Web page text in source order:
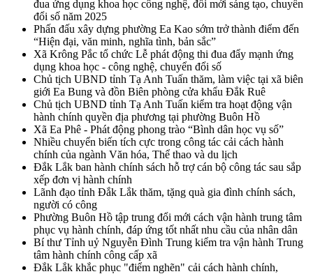
đua ứng dụng khoa học công nghệ, đổi mới sáng tạo, chuyển
đổi số năm 2025
Phấn đấu xây dựng phường Ea Kao sớm trở thành điểm đến
“Hiện đại, văn minh, nghĩa tình, bản sắc”
Xã Krông Pắc tổ chức Lễ phát động thi đua đẩy mạnh ứng
dụng khoa học - công nghệ, chuyển đổi số
Chủ tịch UBND tỉnh Tạ Anh Tuấn thăm, làm việc tại xã biên
giới Ea Bung và đồn Biên phòng cửa khẩu Đắk Ruê
Chủ tịch UBND tỉnh Tạ Anh Tuấn kiểm tra hoạt động vận
hành chính quyền địa phương tại phường Buôn Hồ
Xã Ea Phê - Phát động phong trào “Bình dân học vụ số”
Nhiều chuyển biến tích cực trong công tác cải cách hành
chính của ngành Văn hóa, Thể thao và du lịch
Đắk Lắk ban hành chính sách hỗ trợ cán bộ công tác sau sắp
xếp đơn vị hành chính
Lãnh đạo tỉnh Đắk Lắk thăm, tặng quà gia đình chính sách,
người có công
Phường Buôn Hồ tập trung đổi mới cách vận hành trung tâm
phục vụ hành chính, đáp ứng tốt nhất nhu cầu của nhân dân
Bí thư Tỉnh uỷ Nguyễn Đình Trung kiểm tra vận hành Trung
tâm hành chính công cấp xã
Đắk Lắk khắc phục "điểm nghẽn" cải cách hành chính,